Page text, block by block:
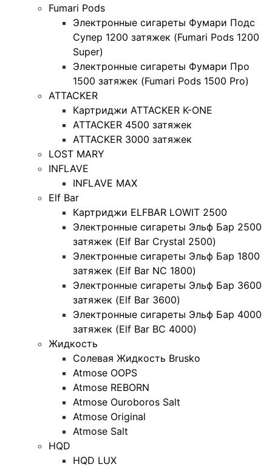
Fumari Pods
Электронные сигареты Фумари Подс
Супер 1200 затяжек (Fumari Pods 1200
Super)
Электронные сигареты Фумари Про
1500 затяжек (Fumari Pods 1500 Pro)
ATTACKER
Картриджи ATTACKER K-ONE
ATTACKER 4500 затяжек
ATTACKER 3000 затяжек
LOST MARY
INFLAVE
INFLAVE MAX
Elf Bar
Картриджи ELFBAR LOWIT 2500
Электронные сигареты Эльф Бар 2500
затяжек (Elf Bar Crystal 2500)
Электронные сигареты Эльф Бар 1800
затяжек (Elf Bar NC 1800)
Электронные сигареты Эльф Бар 3600
затяжек (Elf Bar 3600)
Электронные сигареты Эльф Бар 4000
затяжек (Elf Bar BC 4000)
Жидкость
Солевая Жидкость Brusko
Atmose OOPS
Atmose REBORN
Atmose Ouroboros Salt
Atmose Original
Atmose Salt
HQD
HQD LUX